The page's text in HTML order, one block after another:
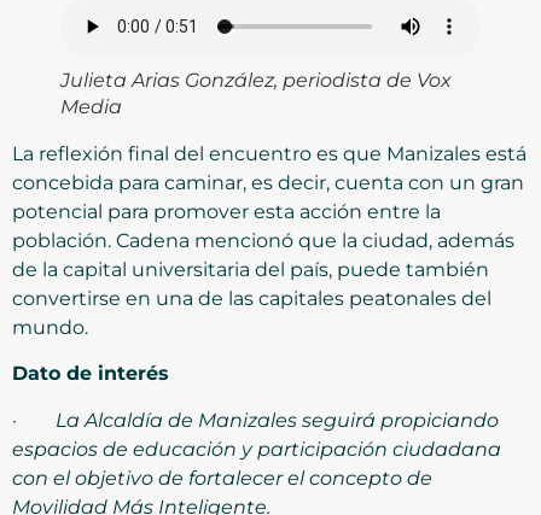
Julieta Arias González, periodista de Vox
Media
La reflexión final del encuentro es que Manizales está
concebida para caminar, es decir, cuenta con un gran
potencial para promover esta acción entre la
población. Cadena mencionó que la ciudad, además
de la capital universitaria del país, puede también
convertirse en una de las capitales peatonales del
mundo.
Dato de interés
· La Alcaldía de Manizales seguirá propiciando
espacios de educación y participación ciudadana
con el objetivo de fortalecer el concepto de
Movilidad Más Inteligente.